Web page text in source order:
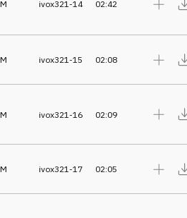
ivox321-14 02:42
ivox321-15 02:08
ivox321-16 02:09
ivox321-17 02:05